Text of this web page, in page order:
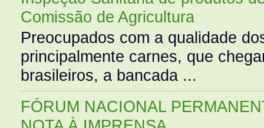
Comissão de Agricultura
Preocupados com a qualidade
principalmente carnes, que
brasileiros, a bancada ...
FÓRUM NACIONAL